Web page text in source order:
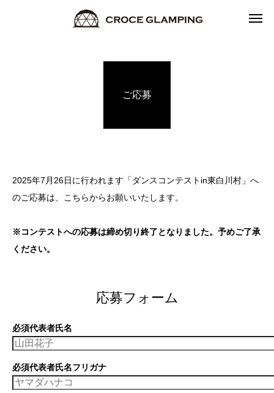
ご応募
2025年7月26日に行われます「ダンスコンテストin東白川村」へ
のご応募は、こちらからお願いいたします。
※コンテストへの応募は締め切り終了となりました。予めご了承
ください。
応募フォーム
必須代表者氏名
必須代表者氏名フリガナ